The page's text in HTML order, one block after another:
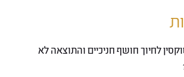
לחיוך חושף חניכיים והתוצאה לא